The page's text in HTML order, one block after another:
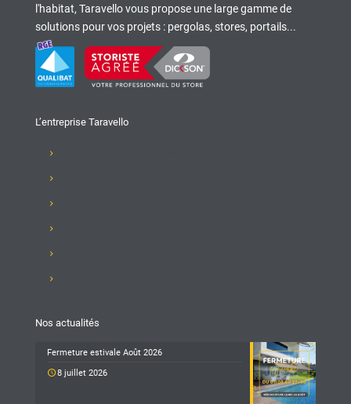
l'habitat, Taravello vous propose une large gamme de
solutions pour vos projets : pergolas, stores, portails...
L’entreprise Taravello
Nos actualités
Fermeture estivale Août 2026
8 juillet 2026